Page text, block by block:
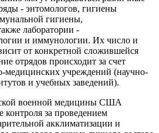
- энтомологов, гигиены
гигиены,
лаборатории -
и иммунологии. Их число и
от конкретной сложившейся
отрядов происходит за счет
медицинских учреждений (научно-
и учебных заведений).
военной медицины США
контроля за проведением
акклиматизации и